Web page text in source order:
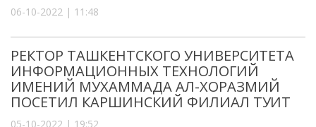
06-10-2022 | 11:48
РЕКТОР ТАШКЕНТСКОГО УНИВЕРСИТЕТА
ИНФОРМАЦИОННЫХ ТЕХНОЛОГИЙ
ИМЕНИЙ МУХАММАДА АЛ-ХОРАЗМИЙ
ПОСЕТИЛ КАРШИНСКИЙ ФИЛИАЛ ТУИТ
05-10-2022 | 19:52